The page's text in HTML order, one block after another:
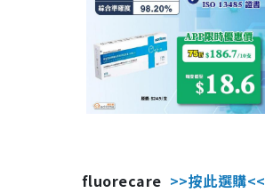
fluorecare >>按此選購<<